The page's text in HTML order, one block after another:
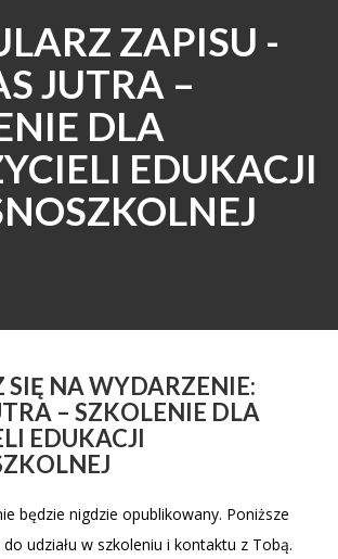
ZAPISU -
JUTRA –
DLA
EDUKACJI
SIĘ NA WYDARZENIE:
– SZKOLENIE DLA
EDUKACJI
będzie nigdzie opublikowany. Poniższe
udziału w szkoleniu i kontaktu z Tobą.